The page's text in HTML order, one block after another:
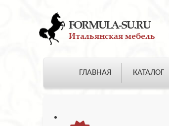
FORMULA-SU.RU
Итальянская мебель
ГЛАВНАЯ КАТАЛОГ